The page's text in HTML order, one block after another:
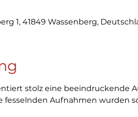
1, 41849 Wassenberg,
stolz eine beeindruckende
fesselnden Aufnahmen wurden